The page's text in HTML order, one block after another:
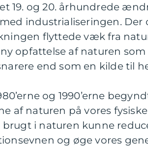
19. og 20. århundrede
industrialiseringen.
flyttede væk fra
opfattelse af naturen
end som en kilde til
og 1990’erne
af naturen på vores
brugt i naturen kunne
og øge vores